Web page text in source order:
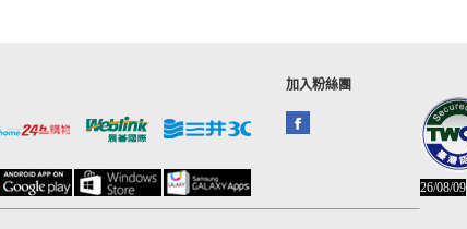
加入粉絲團
26/08/09